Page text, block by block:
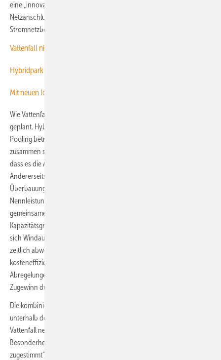
eine „innovative Variante“, für die der Solarpark über den
Netzanschluss des Windparks einspeise und aus der Sicht des
Stromnetzbetriebs als „weitere Windturbine“ einspeise.
Vattenfall nimmt Kombikraftwerk in Holland in Betrieb
Hybridpark von WPD lastet das Netz besser aus
Mit neuen Ideen ans Netz
Wie Vattenfall erklärte, ist die Inbetriebnahme im Herbst dieses Jahres
geplant. Hybridkraftwerke dürfen einerseits sogenanntes Cable
Pooling betreiben und über einen gemeinsamen Netzanschluss
zusammen so viel Erzeugungskapazität zusammen ans Netz bringen,
dass es die Aufnahmekapazität des Netzanschlusses erreicht.
Andererseits erlaubt ein Gesetz seit 2025 auch die sogenannte
Überbauung: Hier dürfen Wind- und Solarkraftwerke auch mit mehr
Nennleistung gemeinsam andocken, müssen aber bei zu viel
gemeinsamer Erzeugung sich dann durch den Netzbetreiber bis zur
Kapazitätsgrenze des Netzanschlusses herunter abregeln lassen. Weil
sich Windaufkommen und Sonneneinstrahlung oft ergänzen und
zeitlich abwechseln soll die Überbauung den Netzanschluss
kosteneffizienter nutzen lassen. Die verpassten Einnahmen durch die
Abregelungen sind geringer als diese gesenkten Kosten und der
Zugewinn durch eine insgesamt höhere Einspeisung.
Die kombinierte Anlage wird in das Verteilstromnetz von Westznetz
unterhalb der Hoch- und Höchstspannungsebene einspeisen.
Vattenfall nennt das Projekt aufgrund des Einspeisemodells eine
Besonderheit: „Diesem innovativen Konzept hatte Westnetz
zugestimmt“, teilte das Unternehmen am Freitag mit. In Deutschland